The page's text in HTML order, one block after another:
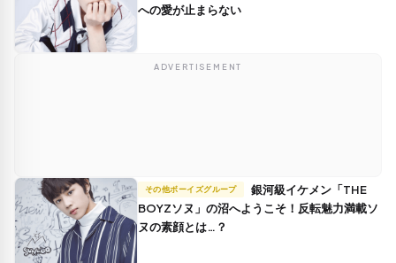
への愛が止まらない
ADVERTISEMENT
その他ボーイズグループ
BOYZソヌ」の沼へようこそ！反転魅力満載ソ
ヌの素顔とは…？